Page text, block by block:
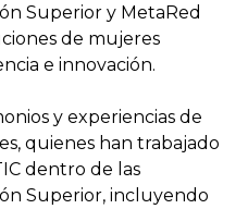
Superior y MetaRed
de mujeres
e innovación.
y experiencias de
quienes han trabajado
dentro de las
Superior, incluyendo